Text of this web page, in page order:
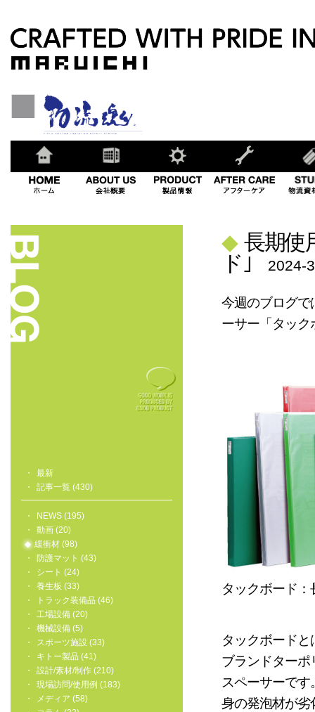
最新
記事一覧 (430)
NEWS (195)
動画 (20)
緩衝材 (98)
防護マット (43)
シート (24)
養生板 (33)
トラック装備品 (46)
工場設備 (20)
機械設備 (5)
スポーツ施設 (33)
キトー製品 (41)
設計/素材/制作 (210)
現場訪問/使用例 (183)
メディア (58)
◆ 長期使
ド｣
2024-
今週のブログで
ーサー「タッ
タックボード
タックボード
ブランドター
スペーサーで
身の発泡材が劣